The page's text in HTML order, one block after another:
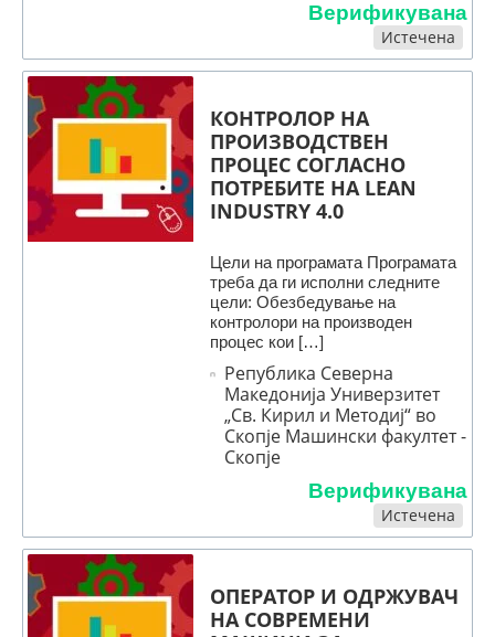
Верификувана
Истечена
КОНТРОЛОР НА
ПРОИЗВОДСТВЕН
ПРОЦЕС СОГЛАСНО
ПОТРЕБИТЕ НА LEAN
INDUSTRY 4.0
Цели на програмата Програмата
треба да ги исполни следните
цели: Обезбедување на
контролори на производен
процес кои […]
Република Северна
Македонија Универзитет
„Св. Кирил и Методиј“ во
Скопје Машински факултет -
Скопје
Верификувана
Истечена
OПЕРАТОР И ОДРЖУВАЧ
НА СОВРЕМЕНИ